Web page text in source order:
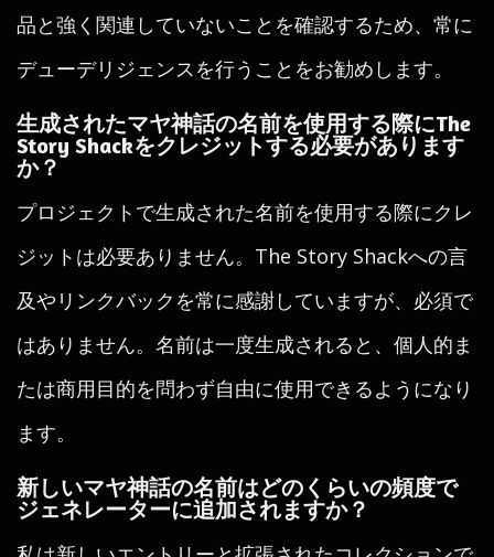
品と強く関連していないことを確認するため、常に
デューデリジェンスを行うことをお勧めします。
生成されたマヤ神話の名前を使用する際にThe
Story Shackをクレジットする必要があります
か？
プロジェクトで生成された名前を使用する際にクレ
ジットは必要ありません。The Story Shackへの言
及やリンクバックを常に感謝していますが、必須で
はありません。名前は一度生成されると、個人的ま
たは商用目的を問わず自由に使用できるようになり
ます。
新しいマヤ神話の名前はどのくらいの頻度で
ジェネレーターに追加されますか？